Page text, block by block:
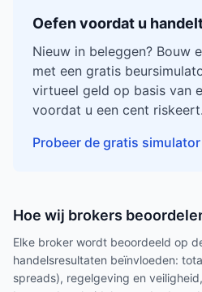
Oefen voordat u
Nieuw in beleggen? Bouw
met een gratis
virtueel geld op basis van
voordat u een cent riskeert.
Probeer de gratis simulator
Hoe wij brokers
Elke broker wordt beoordeeld op
handelsresultaten beïnvloeden:
spreads), regelgeving en